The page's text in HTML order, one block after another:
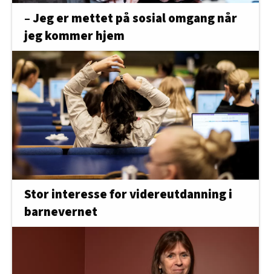
– Jeg er mettet på sosial omgang når
jeg kommer hjem
Stor interesse for videreutdanning i
barnevernet